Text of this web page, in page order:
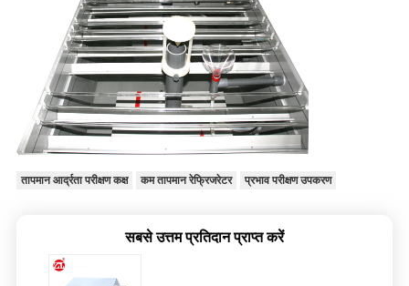
तापमान आर्द्रता परीक्षण कक्ष कम तापमान रेफ्रिजरेटर प्रभाव परीक्षण उपकरण
सबसे उत्तम प्रतिदान प्राप्त करें